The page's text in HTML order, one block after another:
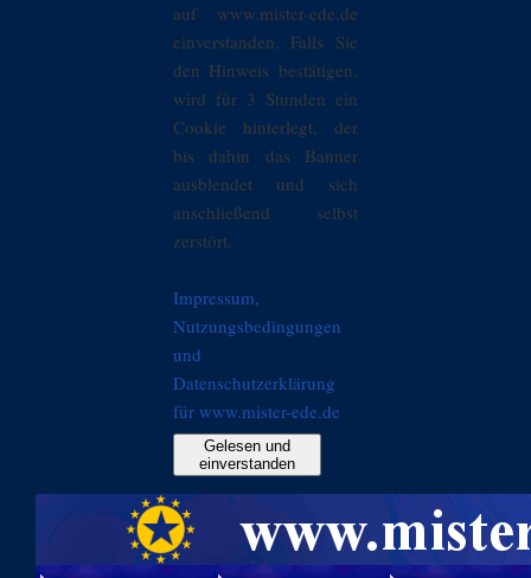
auf www.mister-ede.de
einverstanden. Falls Sie
den Hinweis bestätigen,
wird für 3 Stunden ein
Cookie hinterlegt, der
bis dahin das Banner
ausblendet und sich
anschließend selbst
zerstört.
Impressum,
Nutzungsbedingungen
und
Datenschutzerklärung
für www.mister-ede.de
Gelesen und
einverstanden